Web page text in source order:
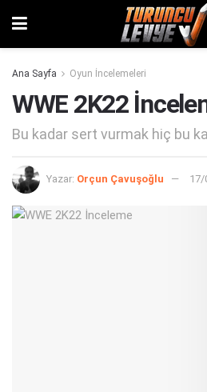
Ana Sayfa Oyun İncelemeleri
WWE 2K22
Bu kadar sert vurmak hiç bu
Yazar: Orçun Çavuşoğlu 17/